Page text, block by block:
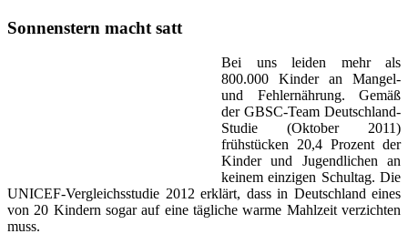
Sonnenstern macht satt
Bei uns leiden mehr als
800.000 Kinder an Mangel-
und Fehlernährung. Gemäß
der GBSC-Team Deutschland-
Studie (Oktober 2011)
frühstücken 20,4 Prozent der
Kinder und Jugendlichen an
keinem einzigen Schultag. Die
UNICEF-Vergleichsstudie 2012 erklärt, dass in Deutschland eines
von 20 Kindern sogar auf eine tägliche warme Mahlzeit verzichten
muss.